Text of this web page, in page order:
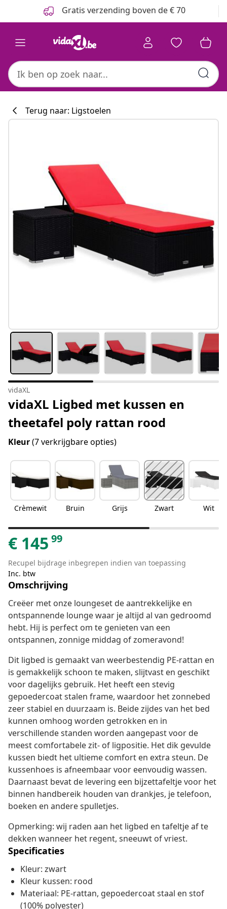
Gratis verzending boven de € 70
Terug naar: Ligstoelen
vidaXL
vidaXL Ligbed met kussen en
theetafel poly rattan rood
Kleur(7 verkrijgbare opties)
Crèmewit Bruin Grijs Zwart Wit
€ 145 99
Recupel bijdrage inbegrepen indien van toepassing
Inc. btw
Omschrijving
Creëer met onze loungeset de aantrekkelijke en
ontspannende lounge waar je altijd al van gedroomd
hebt. Hij is perfect om te genieten van een
ontspannen, zonnige middag of zomeravond!
Dit ligbed is gemaakt van weerbestendig PE-rattan en
is gemakkelijk schoon te maken, slijtvast en geschikt
voor dagelijks gebruik. Het heeft een stevig
gepoedercoat stalen frame, waardoor het zonnebed
zeer stabiel en duurzaam is. Beide zijdes van het bed
kunnen omhoog worden getrokken en in
verschillende standen worden aangepast voor de
meest comfortabele zit- of ligpositie. Het dik gevulde
kussen biedt het ultieme comfort en extra steun. De
kussenhoes is afneembaar voor eenvoudig wassen.
Daarnaast bevat de levering een bijzettafeltje voor het
binnen handbereik houden van drankjes, je telefoon,
boeken en andere spulletjes.
Opmerking: wij raden aan het ligbed en tafeltje af te
dekken wanneer het regent, sneeuwt of vriest.
Specificaties
Kleur: zwart
Kleur kussen: rood
Materiaal: PE-rattan, gepoedercoat staal en stof
(100% polyester)